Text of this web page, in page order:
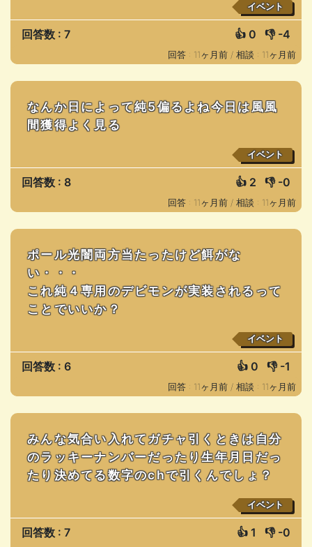
イベント
回答数 : 7 👍 0 👎 -4
回答 : 11ヶ月前 / 相談 : 11ヶ月前
なんか日によって純5偏るよね今日は風風
間獲得よく見る
イベント
回答数 : 8 👍 2 👎 -0
回答 : 11ヶ月前 / 相談 : 11ヶ月前
ポール光闇両方当たったけど餌がな
い・・・
これ純４専用のデビモンが実装されるって
ことでいいか？
イベント
回答数 : 6 👍 0 👎 -1
回答 : 11ヶ月前 / 相談 : 11ヶ月前
みんな気合い入れてガチャ引くときは自分
のラッキーナンバーだったり生年月日だっ
たり決めてる数字のchで引くんでしょ？
イベント
回答数 : 7 👍 1 👎 -0